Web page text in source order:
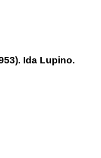
Ida Lupino.